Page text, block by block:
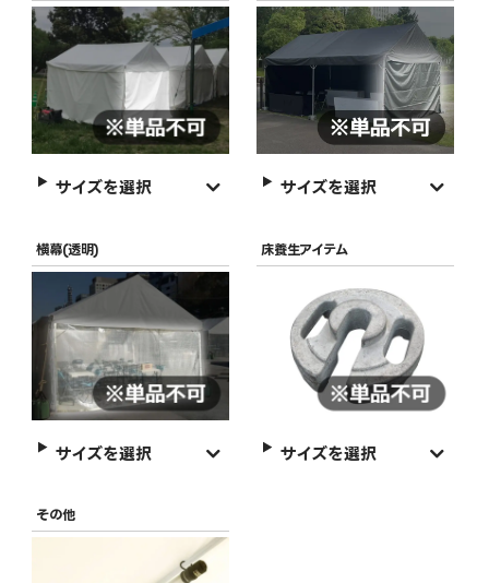
サイズを選択 サイズを選択
横幕(透明)
サイズを選択
床養生アイテム
サイズを選択
その他